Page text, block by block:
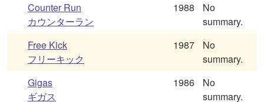
Counter Run
カウンターラン
1988
No
summary.
Free Kick
フリーキック
1987
No
summary.
Gigas
ギガス
1986
No
summary.